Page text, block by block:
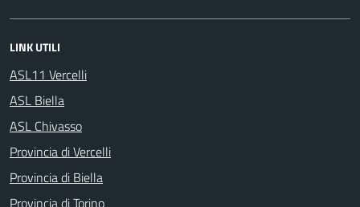
LINK UTILI
ASL11 Vercelli
ASL Biella
ASL Chivasso
Provincia di Vercelli
Provincia di Biella
Provincia di Torino